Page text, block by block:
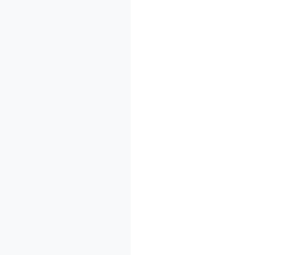
RHEDEN